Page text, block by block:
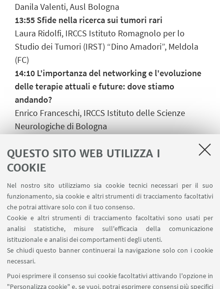
QUESTO SITO WEB UTILIZZA I
COOKIE
Nel nostro sito utilizziamo sia cookie tecnici necessari per il suo
funzionamento, sia cookie e altri strumenti di tracciamento facoltativi
che potrai attivare solo con il tuo consenso.
Cookie e altri strumenti di tracciamento facoltativi sono usati per
analisi statistiche, misure sull'efficacia della comunicazione
istituzionale e analisi dei comportamenti degli utenti.
Se chiudi questo banner continuerai la navigazione solo con i cookie
necessari.
Puoi esprimere il consenso sui cookie facoltativi attivando l'opzione in
"Personalizza cookie" e, se vuoi, potrai esprimere consensi più specifici
Danila Valenti, Ausl Bologna
13:55 Sfide nella ricerca sui tumori rari
Laura Ridolfi, IRCCS Istituto Romagnolo per lo
Studio dei Tumori (IRST) “Dino Amadori”, Meldola
(FC)
14:10 L'importanza del networking e l'evoluzione
delle terapie attuali e future: dove stiamo
andando?
Enrico Franceschi, IRCCS Istituto delle Scienze
Neurologiche di Bologna
14:35 Discussione e commenti finali
14:45 Premio per la miglior l
15:15 Visita guidata al “Museo delle cere Luigi
Cattaneo”